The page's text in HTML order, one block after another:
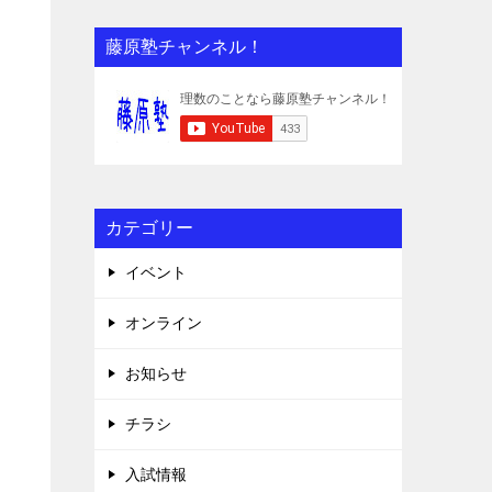
藤原塾チャンネル！
カテゴリー
イベント
オンライン
お知らせ
チラシ
入試情報